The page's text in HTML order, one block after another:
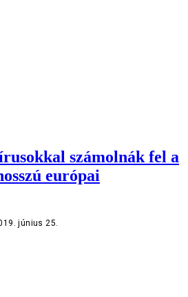
számolnák fel a
európai
június 25.